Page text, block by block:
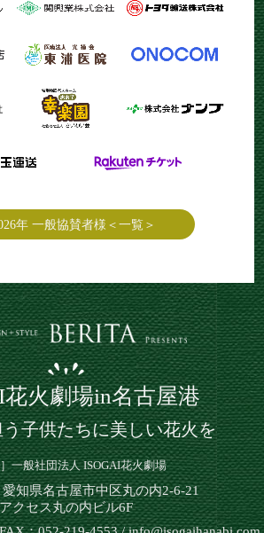
年 一般協賛者様＜一覧＞
花火劇場in名古屋港
子供たちに美しい花火を
一般社団法人 ISOGAI花火劇場
愛知県名古屋市中区丸の内2-6-21
クセス丸の内ビル6F